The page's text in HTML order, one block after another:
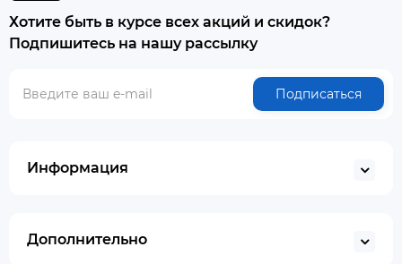
Хотите быть в курсе всех акций и скидок?
Подпишитесь на нашу рассылку
Подписаться
Информация
Дополнительно